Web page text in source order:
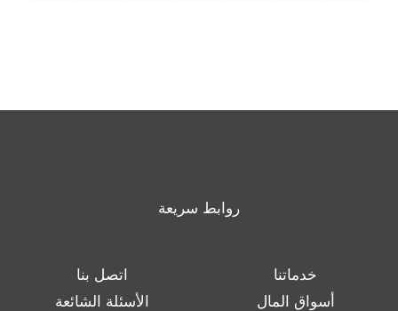
روابط سريعة
خدماتنا
اتصل بنا
أسواق المال
الأسئلة الشائعة